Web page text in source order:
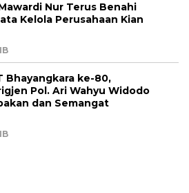
Nur Terus Benahi
Kelola Perusahaan Kian
Bhayangkara ke-80,
Pol. Ari Wahyu Widodo
dan Semangat